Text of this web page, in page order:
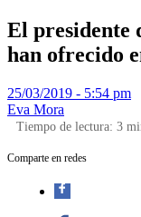
El presidente
han ofrecido
25/03/2019 - 5:54 pm
Eva Mora
Tiempo de lectura: 3
Comparte en redes